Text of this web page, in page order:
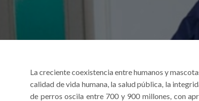
La creciente coexistencia entre humanos y
calidad de vida humana, la salud pública, la
de perros oscila entre 700 y 900 millones, con